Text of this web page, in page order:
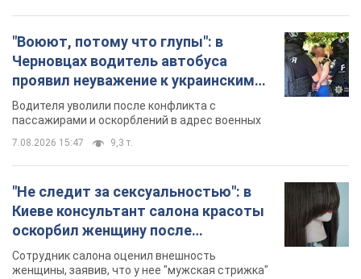
"Воюют, потому что глупы": в
Черновцах водитель автобуса
проявил неуважение к украинским
военным и поплатился за это.
Видео
Водителя уволили после конфликта с
пассажирами и оскорблений в адрес военных
7.08.2026 15:47 9,3 т.
"Не следит за сексуальностью": в
Киеве консультант салона красоты
оскорбил женщину после
химиотерапии, разгорелся скандал.
Фото
Сотрудник салона оценил внешность
женщины, заявив, что у нее "мужская стрижка"